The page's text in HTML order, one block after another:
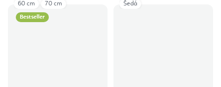
Bestseller
60 cm 70 cm Šedá